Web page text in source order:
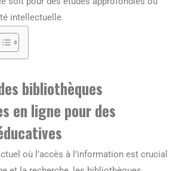
intellectuelle.
bibliothèques
en ligne pour des
où l’accès à l’information est crucial